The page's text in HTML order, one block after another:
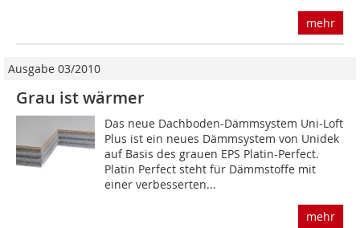
mehr
Ausgabe 03/2010
Grau ist wärmer
Das neue Dachboden-Dämmsystem Uni-Loft
Plus ist ein neues Dämm­system von Unidek
auf Basis des grauen EPS Platin-Perfect.
Platin Perfect steht für Dämmstoffe mit
einer verbesserten...
mehr